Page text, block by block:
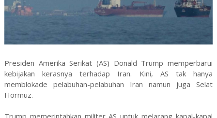
Presiden Amerika Serikat (AS) Donald Trump memperbarui
kebijakan kerasnya terhadap Iran. Kini, AS tak hanya
memblokade pelabuhan-pelabuhan Iran namun juga Selat
Hormuz.